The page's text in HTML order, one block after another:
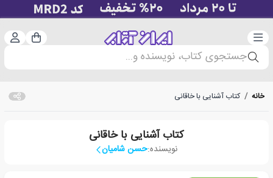
دسته‌بندی سبد
جستجوی کتاب، نویسنده و...
خانه / کتاب آشنایی با خاقانی
کتاب آشنایی با خاقانی
نویسنده:حسن شامیان